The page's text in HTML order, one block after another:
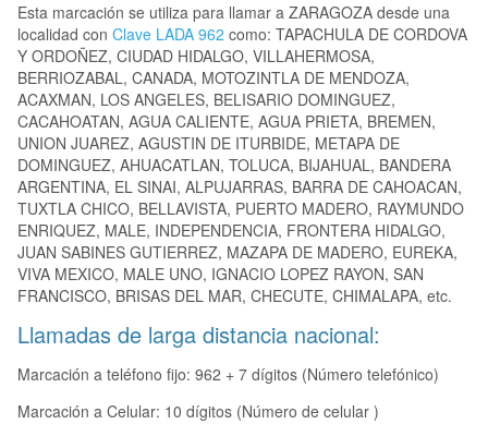
Esta marcación se utiliza para llamar a ZARAGOZA desde una
localidad con Clave LADA 962 como: TAPACHULA DE CORDOVA
Y ORDOÑEZ, CIUDAD HIDALGO, VILLAHERMOSA,
BERRIOZABAL, CANADA, MOTOZINTLA DE MENDOZA,
ACAXMAN, LOS ANGELES, BELISARIO DOMINGUEZ,
CACAHOATAN, AGUA CALIENTE, AGUA PRIETA, BREMEN,
UNION JUAREZ, AGUSTIN DE ITURBIDE, METAPA DE
DOMINGUEZ, AHUACATLAN, TOLUCA, BIJAHUAL, BANDERA
ARGENTINA, EL SINAI, ALPUJARRAS, BARRA DE CAHOACAN,
TUXTLA CHICO, BELLAVISTA, PUERTO MADERO, RAYMUNDO
ENRIQUEZ, MALE, INDEPENDENCIA, FRONTERA HIDALGO,
JUAN SABINES GUTIERREZ, MAZAPA DE MADERO, EUREKA,
VIVA MEXICO, MALE UNO, IGNACIO LOPEZ RAYON, SAN
FRANCISCO, BRISAS DEL MAR, CHECUTE, CHIMALAPA, etc.
Llamadas de larga distancia nacional:
Marcación a teléfono fijo: 962 + 7 dígitos (Número telefónico)
Marcación a Celular: 10 dígitos (Número de celular )